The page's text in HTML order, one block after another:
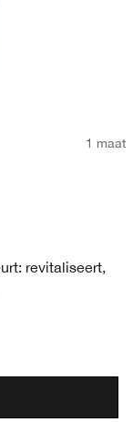
1 maat
revitaliseert,